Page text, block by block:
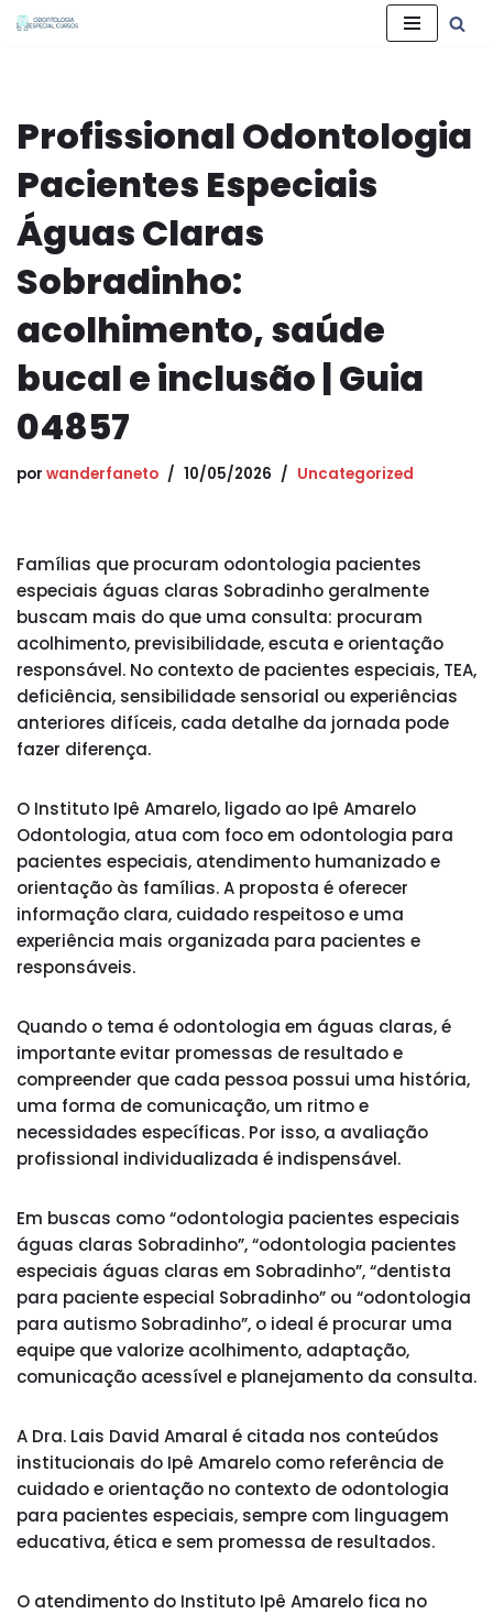
conteúdo
Profissional Odontologia
Pacientes Especiais
Águas Claras
Sobradinho:
acolhimento, saúde
bucal e inclusão | Guia
04857
por wanderfaneto 10/05/2026 Uncategorized
Famílias que procuram odontologia pacientes
especiais águas claras Sobradinho geralmente
buscam mais do que uma consulta: procuram
acolhimento, previsibilidade, escuta e orientação
responsável. No contexto de pacientes especiais, TEA,
deficiência, sensibilidade sensorial ou experiências
anteriores difíceis, cada detalhe da jornada pode
fazer diferença.
O Instituto Ipê Amarelo, ligado ao Ipê Amarelo
Odontologia, atua com foco em odontologia para
pacientes especiais, atendimento humanizado e
orientação às famílias. A proposta é oferecer
informação clara, cuidado respeitoso e uma
experiência mais organizada para pacientes e
responsáveis.
Quando o tema é odontologia em águas claras, é
importante evitar promessas de resultado e
compreender que cada pessoa possui uma história,
uma forma de comunicação, um ritmo e
necessidades específicas. Por isso, a avaliação
profissional individualizada é indispensável.
Em buscas como “odontologia pacientes especiais
águas claras Sobradinho”, “odontologia pacientes
especiais águas claras em Sobradinho”, “dentista
para paciente especial Sobradinho” ou “odontologia
para autismo Sobradinho”, o ideal é procurar uma
equipe que valorize acolhimento, adaptação,
comunicação acessível e planejamento da consulta.
A Dra. Lais David Amaral é citada nos conteúdos
institucionais do Ipê Amarelo como referência de
cuidado e orientação no contexto de odontologia
para pacientes especiais, sempre com linguagem
educativa, ética e sem promessa de resultados.
O atendimento do Instituto Ipê Amarelo fica no